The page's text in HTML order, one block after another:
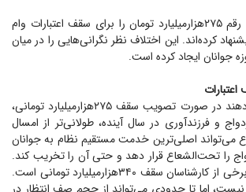
دولت و بانک مرکزی، رقم ۲۷۵‌هزارمیلیارد تومان را برای سقف اعتبارات وام
کرده‌اند. این اختلاف نظر نگرانی‌هایی را در میان
جوانان ایجاد کرده است.
کارشناسان هشدار می‌دهند در صورت تصویب سقف ۲۷۵‌هزارمیلیارد تومانی،
و فرزندآوری در سال آینده، طولانی‌تر از امسال
اصلی‌ترین خدمت مستقیم نظام به جوانان
را تحت‌الشعاع قرار دهد و حتی آن را تخریب کند.
در این میان، پیشنهاد برخی از کارشناسان سقف ۳۴۰‌هزارمیلیارد تومانی است.